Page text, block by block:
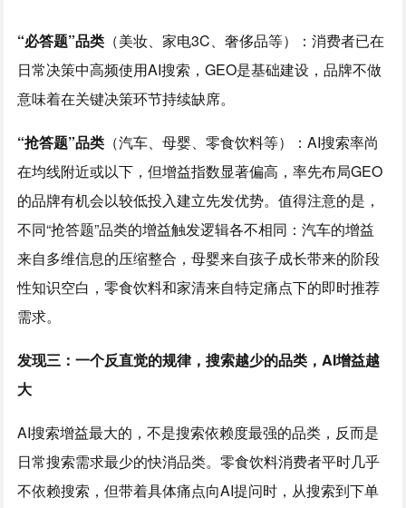
“必答题”品类 （美妆、家电3C、奢侈品等）：消费者已在
日常决策中高频使用AI搜索，GEO是基础建设，品牌不做
意味着在关键决策环节持续缺席。
“抢答题”品类 （汽车、母婴、零食饮料等）：AI搜索率尚
在均线附近或以下，但增益指数显著偏高，率先布局GEO
的品牌有机会以较低投入建立先发优势。值得注意的是，
不同“抢答题”品类的增益触发逻辑各不相同：汽车的增益
来自多维信息的压缩整合，母婴来自孩子成长带来的阶段
性知识空白，零食饮料和家清来自特定痛点下的即时推荐
需求。
发现三：一个反直觉的规律，搜索越少的品类，AI增益越
大
AI搜索增益最大的，不是搜索依赖度最强的品类，反而是
日常搜索需求最少的快消品类。零食饮料消费者平时几乎
不依赖搜索，但带着具体痛点向AI提问时，从搜索到下单